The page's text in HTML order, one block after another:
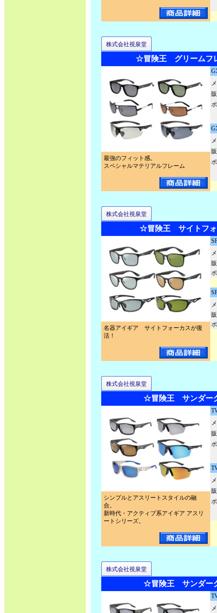
株式会社視泉堂
☆冒険王 グリームフ
最強のフィット感。
スペシャルマテリアルフレーム
株式会社視泉堂
☆冒険王 サイトフォ
名器アイギア サイトフォーカスが復
活！
株式会社視泉堂
☆冒険王 サンダー
シンプルとアスリートスタイルの融
合。
新時代・アクティブ系アイギア アスリ
ートシリーズ。
株式会社視泉堂
☆冒険王 サンダー